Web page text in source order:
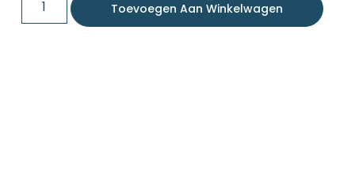
Toevoegen Aan Winkelwagen